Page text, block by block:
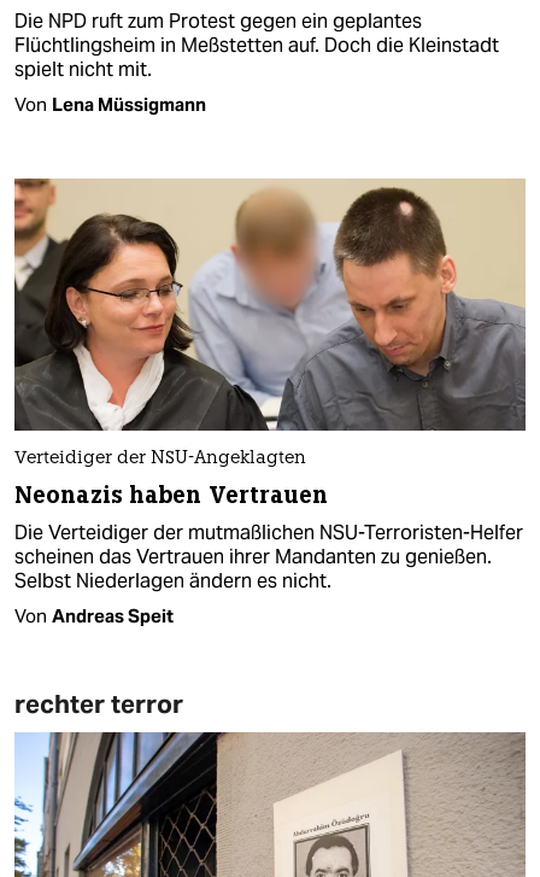
Die NPD ruft zum Protest gegen ein geplantes
Flüchtlingsheim in Meßstetten auf. Doch die Kleinstadt
spielt nicht mit.
Von Lena Müssigmann
Verteidiger der NSU-Angeklagten
Neonazis haben Vertrauen
Die Verteidiger der mutmaßlichen NSU-Terroristen-Helfer
scheinen das Vertrauen ihrer Mandanten zu genießen.
Selbst Niederlagen ändern es nicht.
Von Andreas Speit
rechter terror